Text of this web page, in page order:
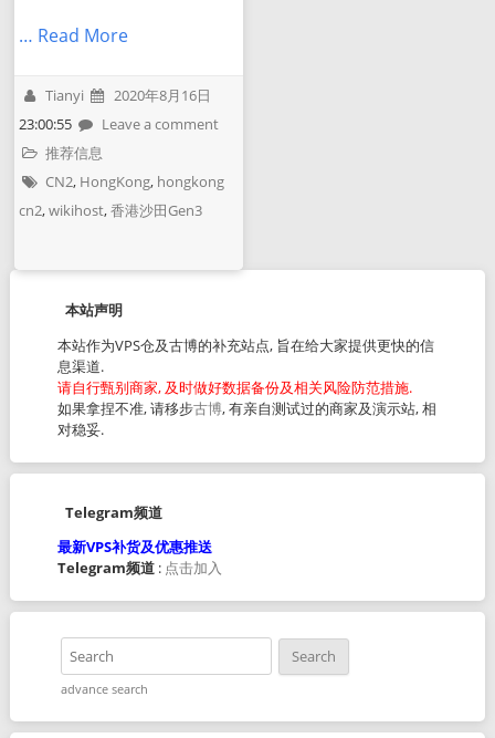
… Read More
Tianyi
2020年8月16日
23:00:55
Leave a comment
推荐信息
CN2, HongKong, hongkong
cn2,wikihost,香港沙田Gen3
本站声明
本站作为VPS仓及古博的补充站点, 旨在给大家提供更快的信
息渠道.
请自行甄别商家, 及时做好数据备份及相关风险防范措施.
如果拿捏不准, 请移步古博, 有亲自测试过的商家及演示站, 相
对稳妥.
Telegram频道
最新VPS补货及优惠推送
Telegram频道: 点击加入
advance search